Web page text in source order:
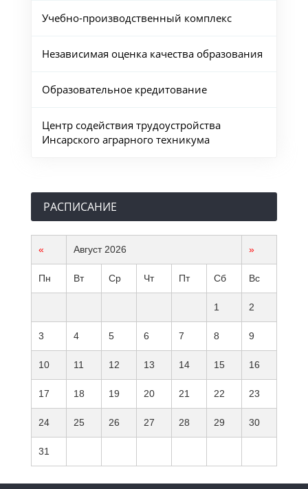
Учебно-производственный комплекс
Независимая оценка качества образования
Образовательное кредитование
Центр содействия трудоустройства
Инсарского аграрного техникума
РАСПИСАНИЕ
« Август 2026 »
Пн Вт Ср Чт Пт Сб Вс
1 2
3 4 5 6 7 8 9
10 11 12 13 14 15 16
17 18 19 20 21 22 23
24 25 26 27 28 29 30
31